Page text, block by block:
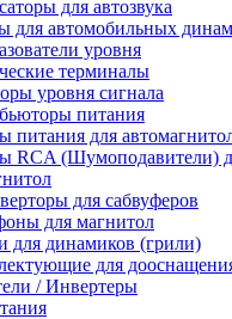
для автозвука
для автомобильных
уровня
терминалы
уровня сигнала
питания
питания для
RCA (Шумоподавители)
для сабвуферов
для магнитол
для динамиков (грили)
для
/ Инвертеры